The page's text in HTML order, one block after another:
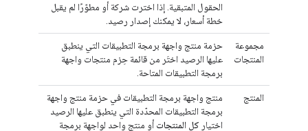
الحقول المتبقية. إذا اخترت شركة أو مطوّرًا لم يقبل
خطة أسعار، لا يمكنك إصدار رصيد.
مجموعة
المنتجات
حزمة منتج واجهة برمجة التطبيقات التي ينطبق
عليها الرصيد اختَر من قائمة حِزم منتجات واجهة
برمجة التطبيقات المتاحة.
المنتج
منتج واجهة برمجة التطبيقات في حزمة منتج واجهة
برمجة التطبيقات المحدّدة التي ينطبق عليها الرصيد
اختيار كل المنتجات أو منتج واحد لواجهة برمجة